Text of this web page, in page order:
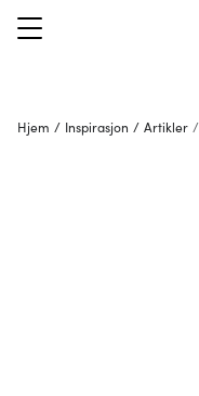
Hjem / Inspirasjon / Artikler /